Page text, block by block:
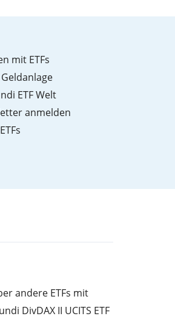
mit ETFs
ETF Welt
anmelden
andere ETFs mit
DivDAX II UCITS ETF